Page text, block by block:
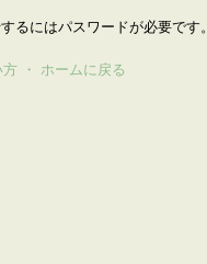
るにはパスワードが必要です。
方 ・ ホームに戻る